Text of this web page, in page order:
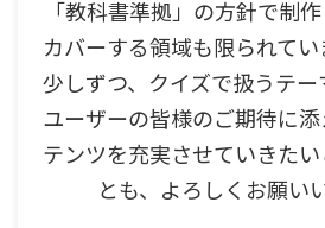
「教科書準拠」の方針で制
カバーする領域も限られて
少しずつ、クイズで扱うテー
ユーザーの皆様のご期待に
テンツを充実させていきた
とも、よろしくお願い